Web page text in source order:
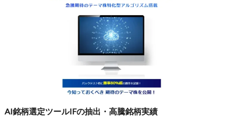
AI銘柄選定ツールIFの抽出・高騰銘柄実績